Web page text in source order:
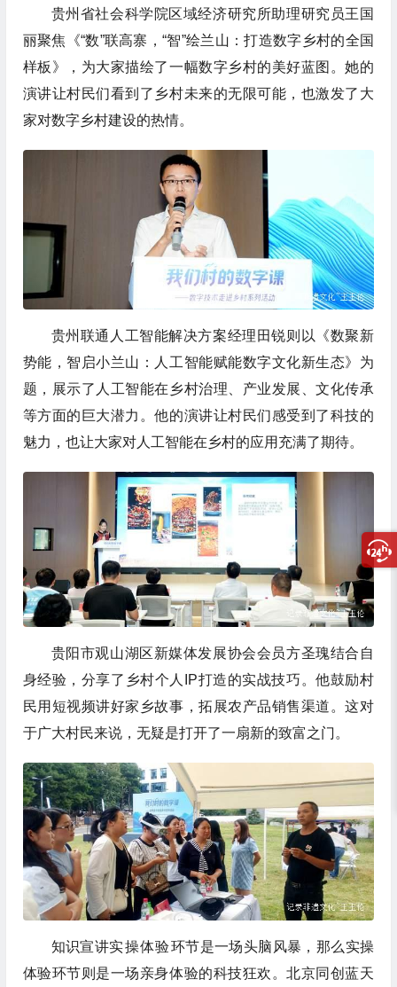
贵州省社会科学院区域经济研究所助理研究员王国
丽聚焦《“数”联高寨，“智”绘兰山：打造数字乡村的全国
样板》，为大家描绘了一幅数字乡村的美好蓝图。她的
演讲让村民们看到了乡村未来的无限可能，也激发了大
家对数字乡村建设的热情。
贵州联通人工智能解决方案经理田锐则以《数聚新
势能，智启小兰山：人工智能赋能数字文化新生态》为
题，展示了人工智能在乡村治理、产业发展、文化传承
等方面的巨大潜力。他的演讲让村民们感受到了科技的
魅力，也让大家对人工智能在乡村的应用充满了期待。
贵阳市观山湖区新媒体发展协会会员方圣瑰结合自
身经验，分享了乡村个人IP打造的实战技巧。他鼓励村
民用短视频讲好家乡故事，拓展农产品销售渠道。这对
于广大村民来说，无疑是打开了一扇新的致富之门。
知识宣讲实操体验环节是一场头脑风暴，那么实操
体验环节则是一场亲身体验的科技狂欢。北京同创蓝天